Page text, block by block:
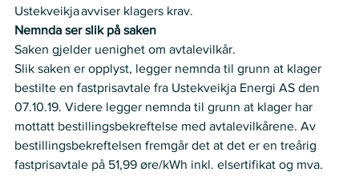
Ustekveikja avviser klagers krav.
Nemnda ser slik på saken
Saken gjelder uenighet om avtalevilkår.
Slik saken er opplyst, legger nemnda til grunn at klager
bestilte en fastprisavtale fra Ustekveikja Energi AS den
07.10.19. Videre legger nemnda til grunn at klager har
mottatt bestillingsbekreftelse med avtalevilkårene. Av
bestillingsbekreftelsen fremgår det at det er en treårig
fastprisavtale på 51,99 øre/kWh inkl. elsertifikat og mva.